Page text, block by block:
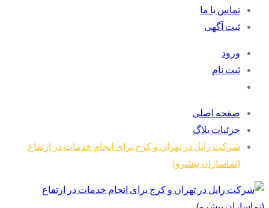
تماس با ما
ثبت آگهی
ورود
ثبت نام
صفحه اصلی
جزئیات بلاگ
شرکت راپل در تهران و کرج برای انجام خدمات در ارتفاع
(نماسازان پیشرو)